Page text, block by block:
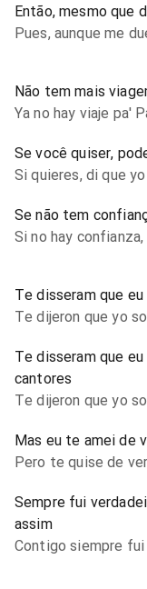
Então, mesmo que
Pues, aunque me
Não tem mais
Ya no hay viaje pa'
Se você quiser,
Si quieres, di que
Se não tem
Si no hay
Te disseram que
Te dijeron que yo
Te disseram que
cantores
Te dijeron que yo
Mas eu te amei de
Pero te quise de
Sempre fui
assim
Contigo siempre